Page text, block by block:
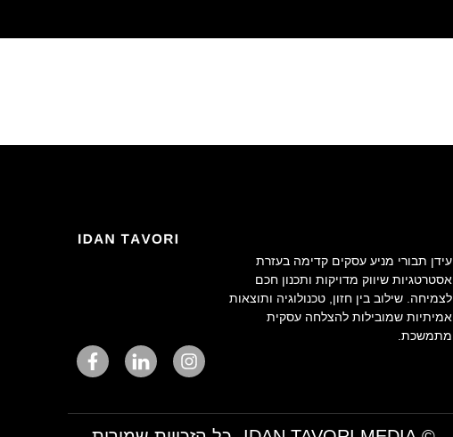
עידן תבורי מניע עסקים קדימה בעזרת
אסטרטגיות שיווק מדויקות ותכנון חכם
לצמיחה. שילוב בין חזון, טכנולוגיה ותוצאות
אמיתיות שמובילות להצלחה עסקית
מתמשכת.